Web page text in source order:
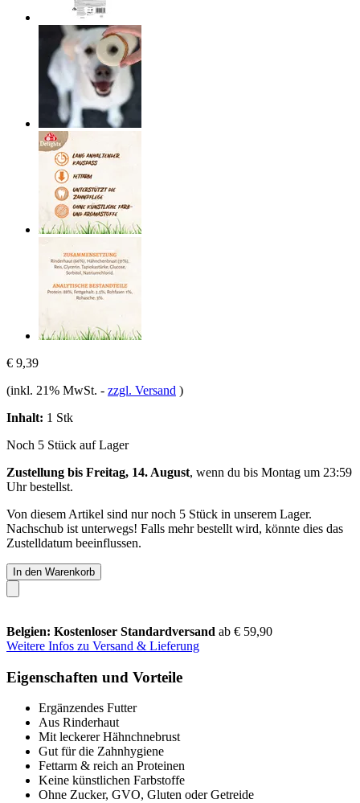
€ 9,39
(inkl. 21% MwSt. - zzgl. Versand )
Inhalt: 1 Stk
Noch 5 Stück auf Lager
Zustellung bis Freitag, 14. August, wenn du bis Montag um 23:59
Uhrbestellst.
Von diesem Artikel sind nur noch 5 Stück in unserem Lager.
Nachschub ist unterwegs! Falls mehr bestellt wird, könnte dies das
Zustelldatum beeinflussen.
In den Warenkorb
Belgien: Kostenloser Standardversand ab € 59,90
Weitere Infos zu Versand & Lieferung
Eigenschaften und Vorteile
Ergänzendes Futter
Aus Rinderhaut
Mit leckerer Hähnchnebrust
Gut für die Zahnhygiene
Fettarm & reich an Proteinen
Keine künstlichen Farbstoffe
Ohne Zucker, GVO, Gluten oder Getreide